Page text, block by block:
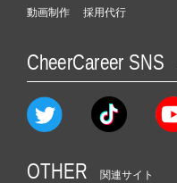
動画制作
採用代行
CheerCareer SNS
OTHER 関連サイト